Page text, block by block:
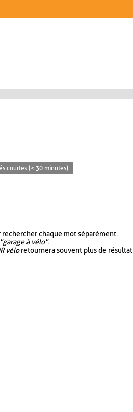
courtes (< 30 minutes)
chaque mot séparément.
"garage à vélo".
véloretournera souvent plus de résultat